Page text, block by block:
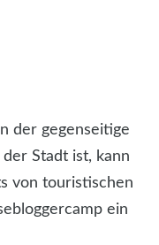
der gegenseitige
Stadt ist, kann
von touristischen
ein